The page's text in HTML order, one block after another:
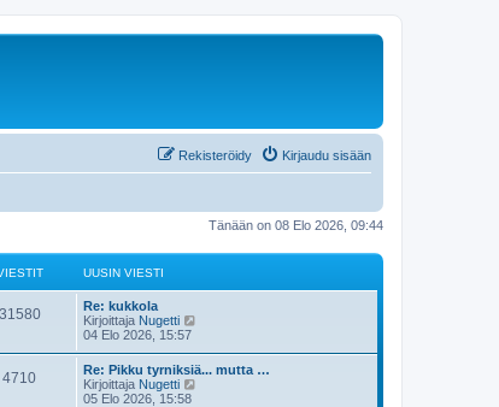
Kirjaudu sisään
Rekisteröidy
Tänään on 08 Elo 2026, 09:44
UUSIN VIESTI
31580
Re: kukkola
Kirjoittaja Nugetti
t
ä
04 Elo 2026, 15:57
4710
Re: Pikku tyrniksiä... mutta …
Kirjoittaja Nugetti
05 Elo 2026, 15:58